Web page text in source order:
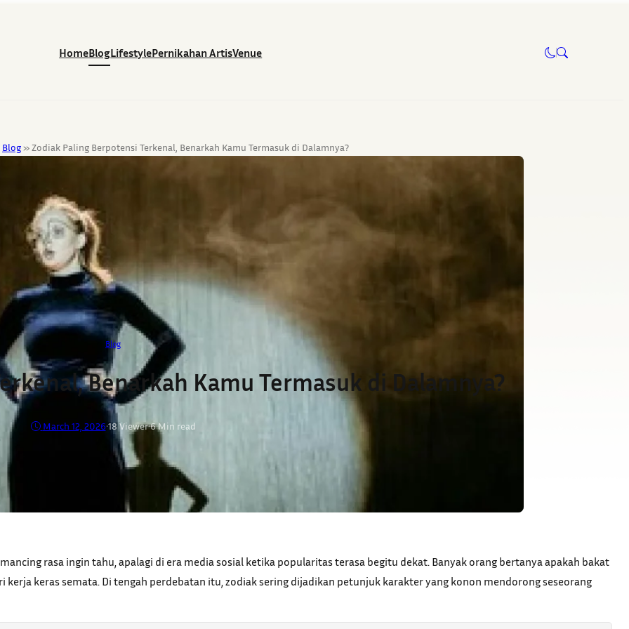
HomeBlogLifestylePernikahan ArtisVenue
Blog »Zodiak Paling Berpotensi Terkenal, Benarkah Kamu Termasuk di Dalamnya?
Blog
Benarkah Kamu Termasuk di Dalamnya?
March 12, 2026•18Viewer•6 Min read
rasa ingin tahu, apalagi di era media sosial ketika popularitas terasa begitu dekat. Banyak orang bertanya apakah bakat
keras semata. Di tengah perdebatan itu, zodiak sering dijadikan petunjuk karakter yang konon mendorong seseorang